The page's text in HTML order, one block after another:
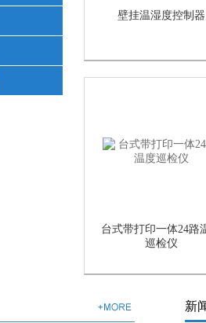
壁挂温湿度控制器
台式带打印一体24路
巡检仪
新